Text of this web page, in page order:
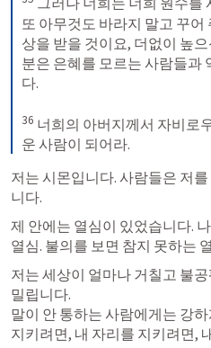
또 아무것도 바라지 말고 꾸
상을 받을 것이요, 더없이 높
분은 은혜를 모르는 사람들과
다.
36 너희의 아버지께서 자비로
운 사람이 되어라.
저는 시몬입니다. 사람들은 저
니다.
제 안에는 열심이 있었습니다.
열심. 불의를 보면 참지 못하는
저는 세상이 얼마나 거칠고 불
밀립니다.
말이 안 통하는 사람에게는 강
지키려면, 내 자리를 지키려면,